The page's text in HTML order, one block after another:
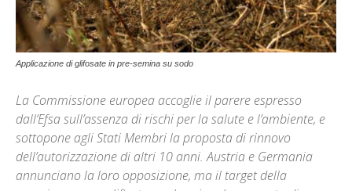
Applicazione di glifosate in pre-semina su sodo
La Commissione europea accoglie il parere espresso
dall’Efsa sull’assenza di rischi per la salute e l’ambiente, e
sottopone agli Stati Membri la proposta di rinnovo
dell’autorizzazione di altri 10 anni. Austria e Germania
annunciano la loro opposizione, ma il target della